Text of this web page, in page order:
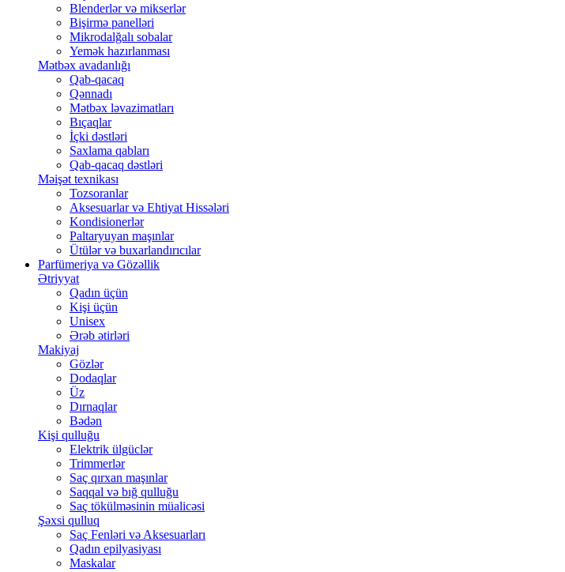
Blenderlər və mikserlər
Bişirmə panelləri
Mikrodalğalı sobalar
Yemək hazırlanması
Mətbəx avadanlığı
Qab-qacaq
Qənnadı
Mətbəx ləvazimatları
Bıçaqlar
İçki dəstləri
Saxlama qabları
Qab-qacaq dəstləri
Məişət texnikası
Tozsoranlar
Aksesuarlar və Ehtiyat Hissələri
Kondisionerlər
Paltaryuyan maşınlar
Ütülər və buxarlandırıcılar
Parfümeriya və Gözəllik
Ətriyyat
Qadın üçün
Kişi üçün
Unisex
Ərəb ətirləri
Makiyaj
Gözlər
Dodaqlar
Üz
Dırnaqlar
Bədən
Kişi qulluğu
Elektrik ülgüclər
Trimmerlər
Saç qırxan maşınlar
Saqqal və bığ qulluğu
Saç tökülməsinin müalicəsi
Şəxsi qulluq
Saç Fenləri və Aksesuarları
Qadın epilyasiyası
Maskalar